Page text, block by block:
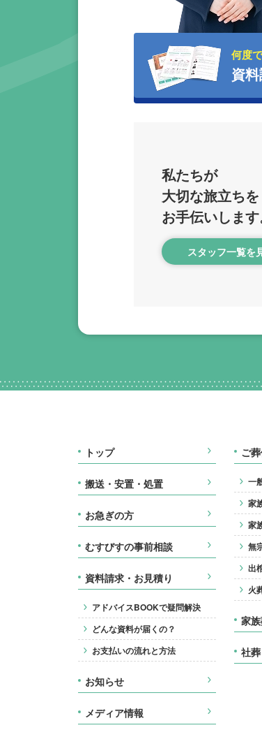
何度
資料
私たちが
大切な旅立ちを
お手伝いします
スタッフ一覧を
トップ
搬送・安置・処置
お急ぎの方
むすびすの事前相談
資料請求・お見積り
アドバイスBOOKで疑問解決
どんな資料が届くの？
お支払いの流れと方法
お知らせ
メディア情報
ご
一
家
家
無
出
火
家
社